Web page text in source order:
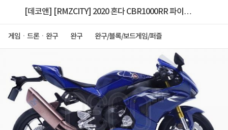
[데코앤] [RMZCITY] 2020 혼다 CBR1000RR 파이어
게임ㆍ드론ㆍ완구 완구 완구/블록/보드게임/퍼즐